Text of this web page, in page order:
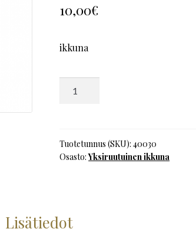
10,00€
ikkuna
L52
määrä
Tuotetunnus (SKU):40030
Osasto:Yksiruutuinen ikkuna
Lisätiedot